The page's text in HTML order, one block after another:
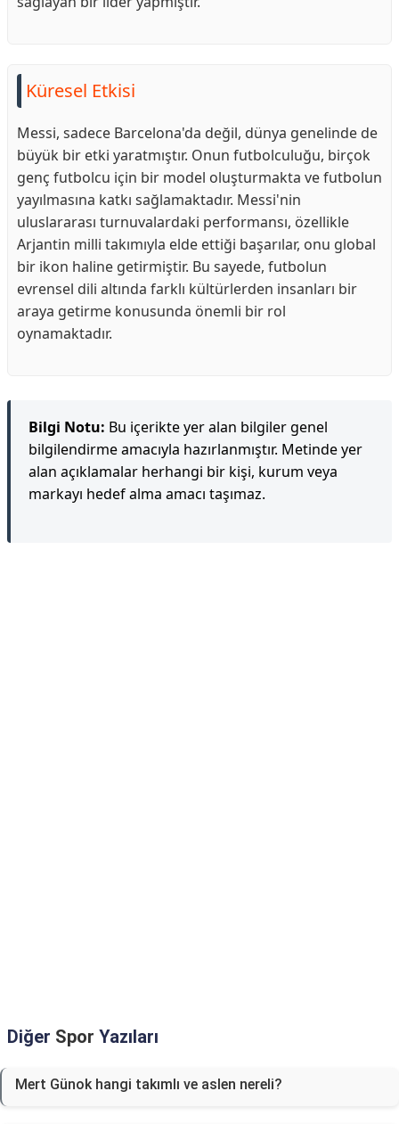
Küresel Etkisi
Messi, sadece Barcelona'da değil, dünya genelinde de
büyük bir etki yaratmıştır. Onun futbolculuğu, birçok
genç futbolcu için bir model oluşturmakta ve futbolun
yayılmasına katkı sağlamaktadır. Messi'nin
uluslararası turnuvalardaki performansı, özellikle
Arjantin milli takımıyla elde ettiği başarılar, onu global
bir ikon haline getirmiştir. Bu sayede, futbolun
evrensel dili altında farklı kültürlerden insanları bir
araya getirme konusunda önemli bir rol
oynamaktadır.
Bilgi Notu: Bu içerikte yer alan bilgiler genel
bilgilendirme amacıyla hazırlanmıştır. Metinde yer
alan açıklamalar herhangi bir kişi, kurum veya
markayı hedef alma amacı taşımaz.
Diğer Spor Yazıları
Mert Günok hangi takımlı ve aslen nereli?